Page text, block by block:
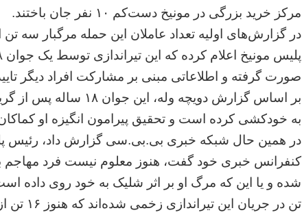
مرکز خرید بزرگی در مونیخ دست‌کم ۱۰ نفر جان باختند.
در گزارش‌های اولیه تعداد عاملان این حمله مرگبار سه تن
صورت گرفته و اطلاعاتی مبنی بر مشارکت افراد دیگر
بر اساس گزارش دویچه وله،
به خودکشی کرده است و تحقیق پیرامون انگیزه او کماکان
در همین حال شبکه خبری بی.بی.سی گزارش داد، رئیس
کنفرانس خبری خود گفت، هنوز معلوم نیست فرد مهاجم
تن در جریان